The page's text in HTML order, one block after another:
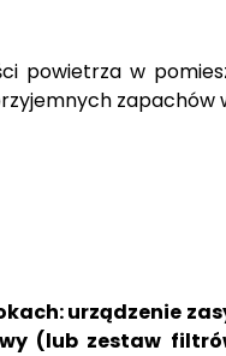
powietrza w
zapachów
urządzenie
(lub zestaw